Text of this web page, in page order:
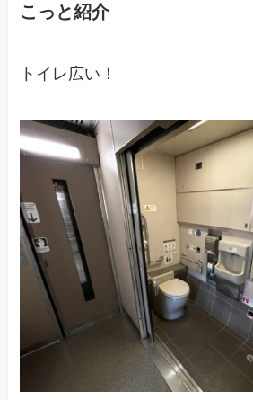
こっと紹介
トイレ広い！